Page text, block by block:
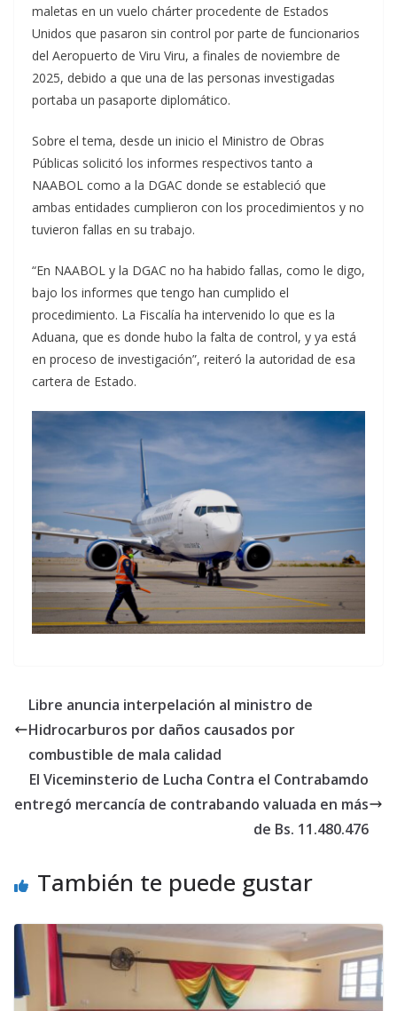
maletas en un vuelo chárter procedente de Estados
Unidos que pasaron sin control por parte de funcionarios
del Aeropuerto de Viru Viru, a finales de noviembre de
2025, debido a que una de las personas investigadas
portaba un pasaporte diplomático.
Sobre el tema, desde un inicio el Ministro de Obras
Públicas solicitó los informes respectivos tanto a
NAABOL como a la DGAC donde se estableció que
ambas entidades cumplieron con los procedimientos y no
tuvieron fallas en su trabajo.
“En NAABOL y la DGAC no ha habido fallas, como le digo,
bajo los informes que tengo han cumplido el
procedimiento. La Fiscalía ha intervenido lo que es la
Aduana, que es donde hubo la falta de control, y ya está
en proceso de investigación”, reiteró la autoridad de esa
cartera de Estado.
Libre anuncia interpelación al ministro de
Hidrocarburos por daños causados por
combustible de mala calidad
El Viceminsterio de Lucha Contra el Contrabamdo
entregó mercancía de contrabando valuada en más
de Bs. 11.480.476
También te puede gustar